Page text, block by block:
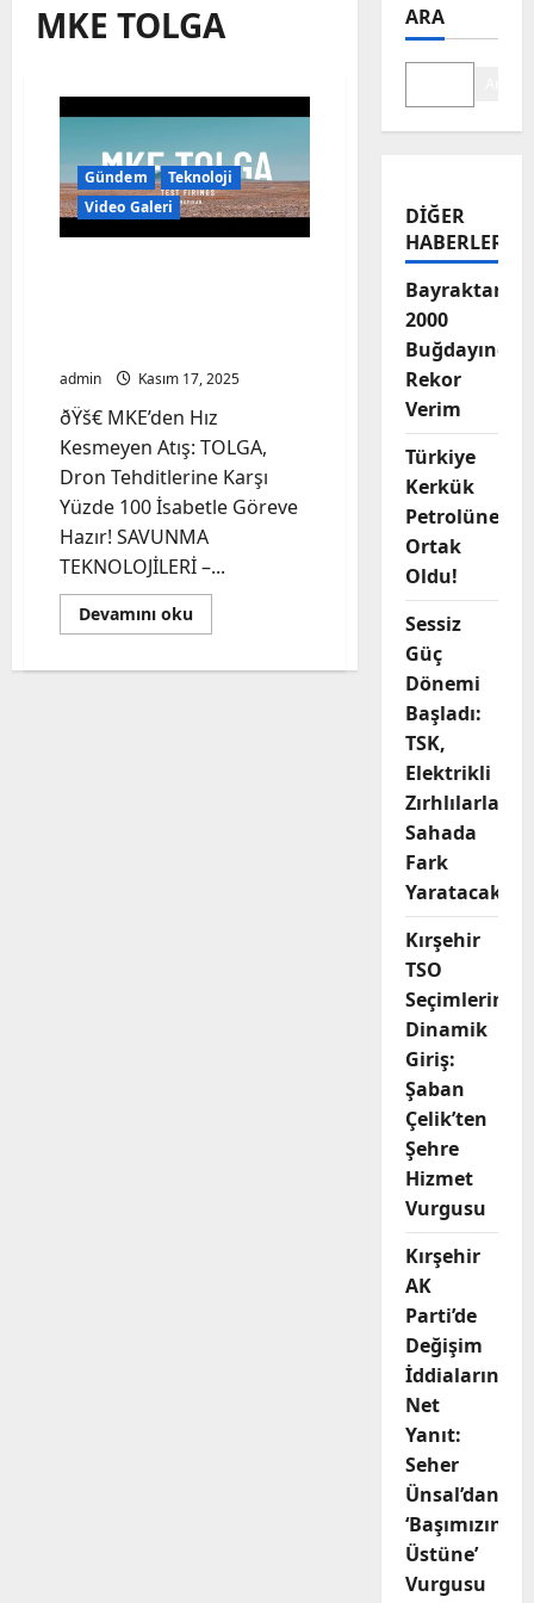
MKE TOLGA
Gündem
Teknoloji
Video Galeri
admin Kasım 17, 2025
ðŸš€ MKE’den Hız
Kesmeyen Atış: TOLGA,
Dron Tehditlerine Karşı
Yüzde 100 İsabetle Göreve
Hazır! SAVUNMA
TEKNOLOJİLERİ –...
Devamını okuRead
more
Hız
ARA
DIĞER
HABERLER
Bayraktar-
2000
Buğdayında
Rekor
Verim
Türkiye
Kerkük
Petrolüne
Ortak
Oldu!
Sessiz
Güç
Dönemi
Başladı:
TSK,
Elektrikli
Zırhlılarla
Sahada
Fark
Yaratacak
Kırşehir
TSO
Seçimlerine
Dinamik
Giriş:
Şaban
Çelik’ten
Şehre
Hizmet
Vurgusu
Kırşehir
AK
Parti’de
Değişim
İddialarına
Net
Yanıt:
Seher
Ünsal’dan
‘Başımızın
Üstüne’
Vurgusu